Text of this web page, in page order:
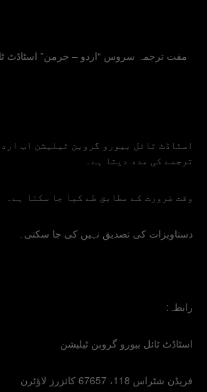
مفت ترجمہ سروس “اردو – جرمن” اسٹاڈٹ
اسٹاڈٹ ٹائل بیورو گروبن ٹیلیشن اب
ترجمے کی مدد دیتا ہے۔
وقت ضرورت کے مطابق طے کیا جا سکتا ہے۔
دستاویزات کی تصدیق نہیں کی جا سکتی۔
رابطہ:
اسٹاڈٹ ٹائل بیورو گروبن ٹیلیشن
فریڈن شٹراس 118، 67657 کائزرز لاؤٹرن